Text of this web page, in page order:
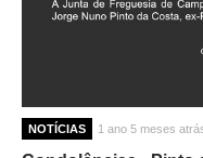
CONTACTOS
NOTÍCIAS 1 ano 5 meses